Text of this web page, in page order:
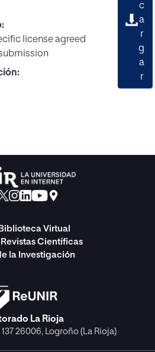
license agreed
c
a
r
g
a
r
Virtual
Revistas Científicas
la Investigación
La Rioja
26006, Logroño (La Rioja)